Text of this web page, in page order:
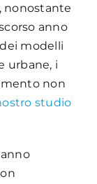
nonostante
anno
modelli
urbane, i
non
studio